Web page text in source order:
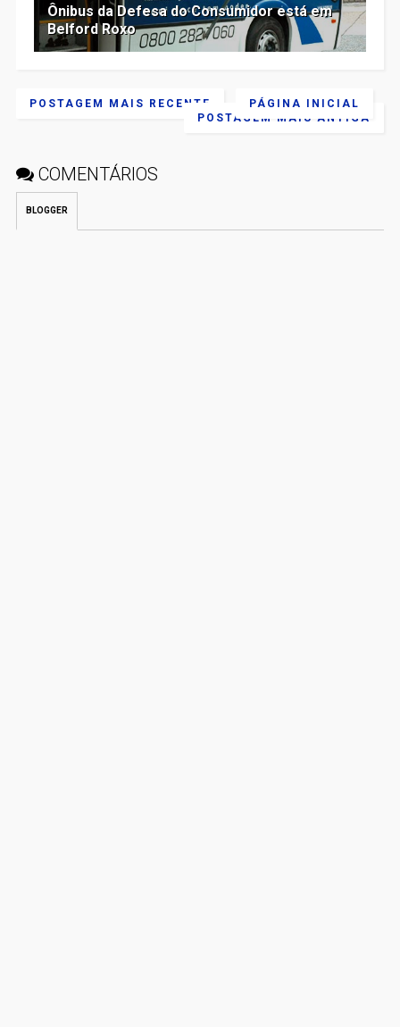
Ônibus da Defesa do Consumidor está em
Belford Roxo
POSTAGEM MAIS RECENTE
POSTAGEM MAIS ANTIGA
PÁGINA INICIAL
COMENTÁRIOS
BLOGGER